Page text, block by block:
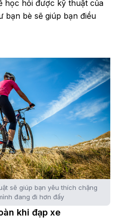
học hỏi được kỹ thuật của
bạn bè sẽ giúp bạn điều
sẽ giúp bạn yêu thích chặng
đang đi hơn đấy
khi đạp xe